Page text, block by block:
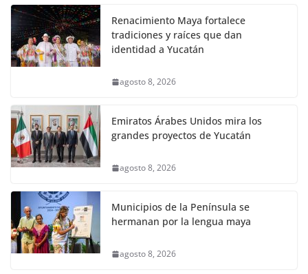
Renacimiento Maya fortalece
tradiciones y raíces que dan
identidad a Yucatán
agosto 8, 2026
Emiratos Árabes Unidos mira los
grandes proyectos de Yucatán
agosto 8, 2026
Municipios de la Península se
hermanan por la lengua maya
agosto 8, 2026